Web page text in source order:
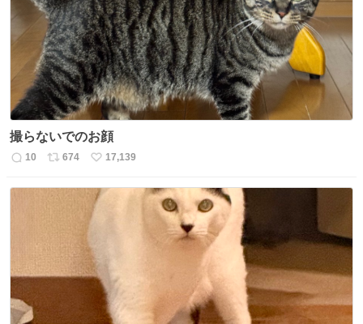
ト
数
数
撮らないでのお顔
返
10
リ
ス
数
674
い
ね
数
17,139